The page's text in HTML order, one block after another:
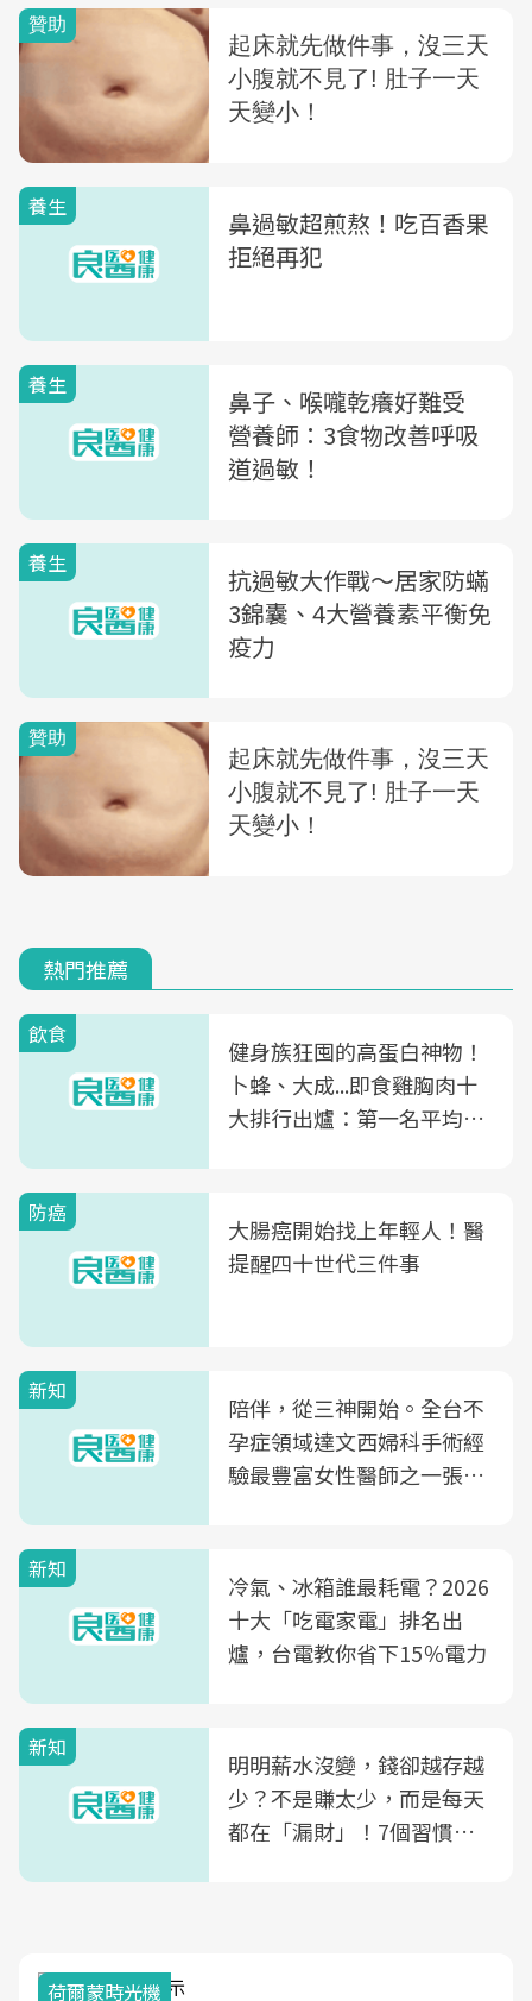
養生
鼻過敏超煎熬！吃百香果
拒絕再犯
養生
鼻子、喉嚨乾癢好難受
營養師：3食物改善呼吸
道過敏！
養生
抗過敏大作戰～居家防蟎
3錦囊、4大營養素平衡免
疫力
熱門推薦
飲食
健身族狂囤的高蛋白神物！
卜蜂、大成...即食雞胸肉十
大排行出爐：第一名平均一
防癌
大腸癌開始找上年輕人！醫
提醒四十世代三件事
新知
陪伴，從三神開始。全台不
孕症領域達文西婦科手術經
驗最豐富女性醫師之一張永
光田醫院建構360度女性健
康照護生態圈
新知
冷氣、冰箱誰最耗電？2026
十大「吃電家電」排名出
爐，台電教你省下15％電力
新知
明明薪水沒變，錢卻越存越
少？不是賺太少，而是每天
都在「漏財」！7個習慣一
荷爾蒙時光機